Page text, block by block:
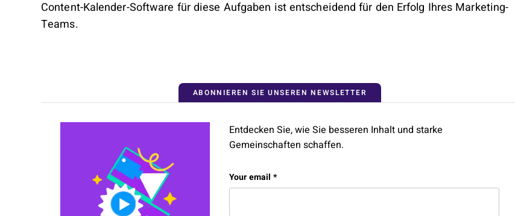
Content-Kalender-Software für diese Aufgaben ist entscheidend für den Erfolg Ihres Marketing-
Teams.
ABONNIEREN SIE UNSEREN NEWSLETTER
Entdecken Sie, wie Sie besseren Inhalt und starke
Gemeinschaften schaffen.
Comments
Your email *